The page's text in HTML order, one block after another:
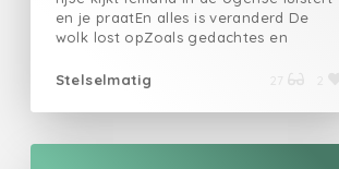
en je praatEn alles is veranderd De
wolk lost opZoals gedachtes en
conversaties overgaanIn verleden en
ankerAan de bodem van de zeeMaar ik
Stelselmatig